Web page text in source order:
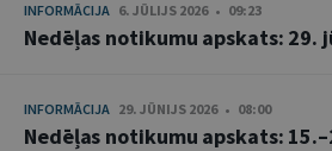
INFORMĀCIJA 6. JŪLIJS 2026 • 09:23
Nedēļas notikumu apskats: 29.
INFORMĀCIJA 29. JŪNIJS 2026 • 08:00
Nedēļas notikumu apskats: